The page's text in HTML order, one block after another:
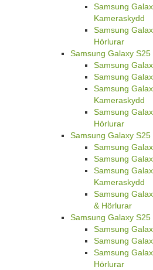
Samsung
Kameraskydd
Samsung
Hörlurar
Samsung Galaxy S25
Samsung
Samsung
Samsung
Kameraskydd
Samsung
Hörlurar
Samsung Galaxy S25
Samsung
Samsung
Samsung
Kameraskydd
Samsung
& Hörlurar
Samsung Galaxy S25
Samsung
Samsung
Samsung
Hörlurar